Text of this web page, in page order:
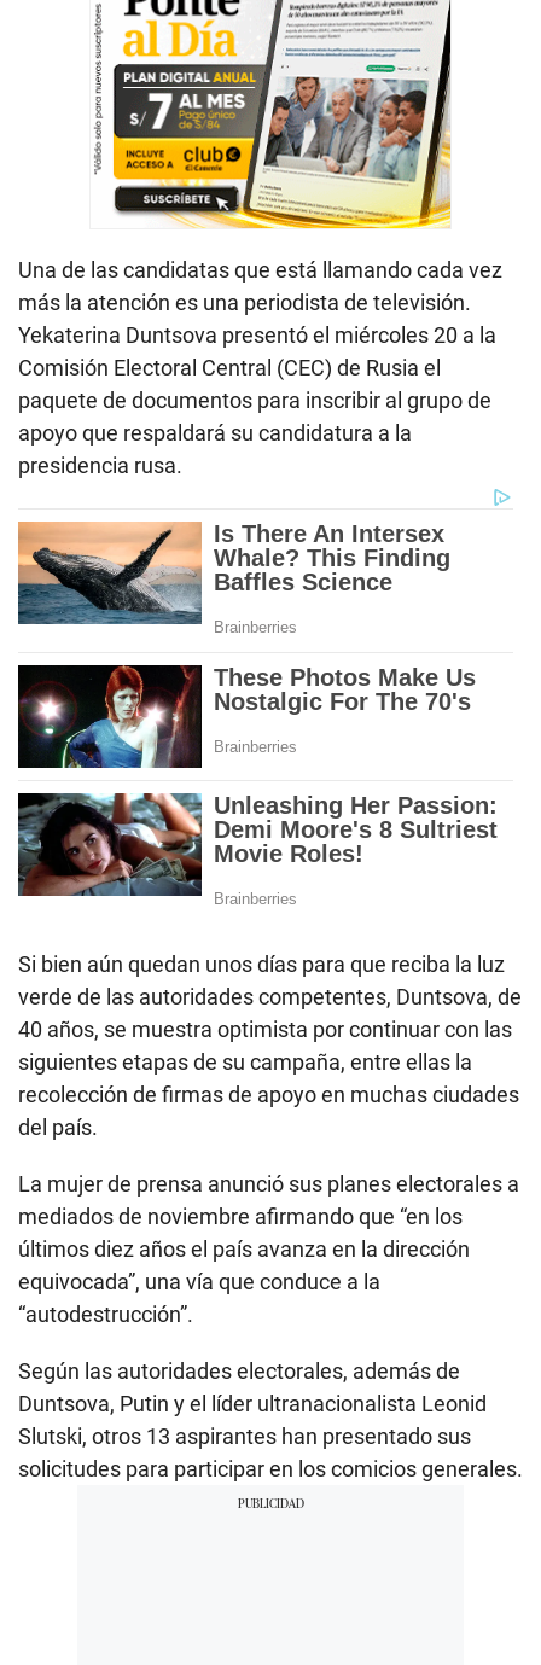
Una de las candidatas que está llamando cada vez
más la atención es una periodista de televisión.
Yekaterina Duntsova presentó el miércoles 20 a la
Comisión Electoral Central (CEC) de Rusia el
paquete de documentos para inscribir al grupo de
apoyo que respaldará su candidatura a la
presidencia rusa.
Si bien aún quedan unos días para que reciba la luz
verde de las autoridades competentes, Duntsova, de
40 años, se muestra optimista por continuar con las
siguientes etapas de su campaña, entre ellas la
recolección de firmas de apoyo en muchas ciudades
del país.
La mujer de prensa anunció sus planes electorales a
mediados de noviembre afirmando que “en los
últimos diez años el país avanza en la dirección
equivocada”, una vía que conduce a la
“autodestrucción”.
Según las autoridades electorales, además de
Duntsova, Putin y el líder ultranacionalista Leonid
Slutski, otros 13 aspirantes han presentado sus
solicitudes para participar en los comicios generales.